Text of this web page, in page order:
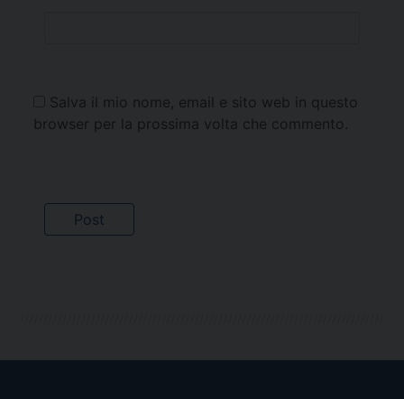
Salva il mio nome, email e sito web in questo
browser per la prossima volta che commento.